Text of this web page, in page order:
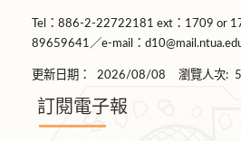
Tel：886-2-22722181 ext：1709 or
89659641／e-mail：
更新日期： 2026/08/08 瀏覽人次:
訂閱電子報